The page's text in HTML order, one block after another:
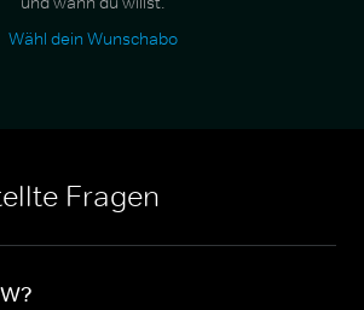
Wähl dein Wunschabo
Fragen